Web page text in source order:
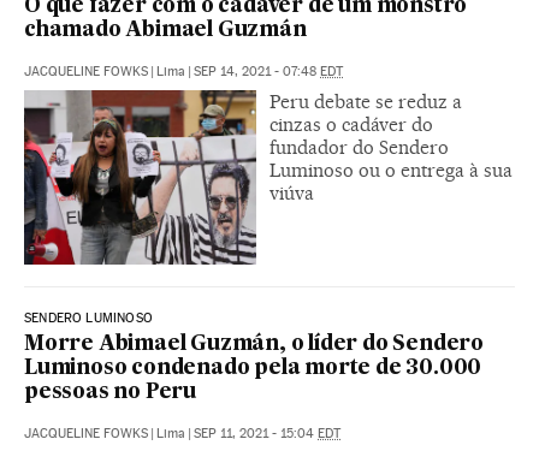
O que fazer com o cadáver de um monstro
chamado Abimael Guzmán
JACQUELINE FOWKS Lima SEP 14, 2021 - 07:48 EDT
Peru debate se reduz a
cinzas o cadáver do
fundador do Sendero
Luminoso ou o entrega à sua
viúva
SENDERO LUMINOSO
Morre Abimael Guzmán, o líder do Sendero
Luminoso condenado pela morte de 30.000
pessoas no Peru
JACQUELINE FOWKS Lima SEP 11, 2021 - 15:04 EDT